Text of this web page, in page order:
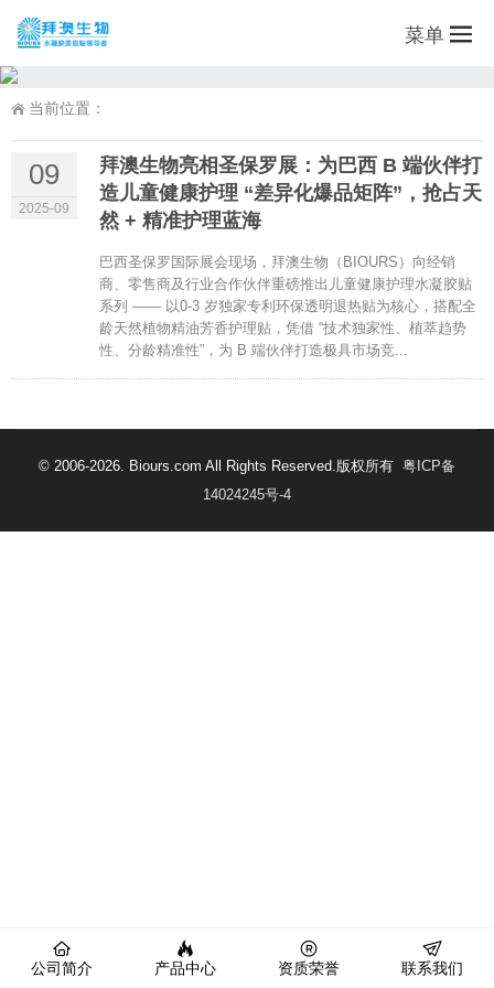
菜单
当前位置：
09
2025-09
拜澳生物亮相圣保罗展：为巴西 B 端伙伴打
造儿童健康护理 “差异化爆品矩阵”，抢占天
然 + 精准护理蓝海
巴西圣保罗国际展会现场，拜澳生物（BIOURS）向经销
商、零售商及行业合作伙伴重磅推出儿童健康护理水凝胶贴
系列 —— 以0-3 岁独家专利环保透明退热贴为核心，搭配全
龄天然植物精油芳香护理贴，凭借 “技术独家性、植萃趋势
性、分龄精准性”，为 B 端伙伴打造极具市场竞...
© 2006-2026. Biours.com All Rights Reserved.版权所有 粤ICP备
14024245号-4
公司简介 产品中心 资质荣誉 联系我们